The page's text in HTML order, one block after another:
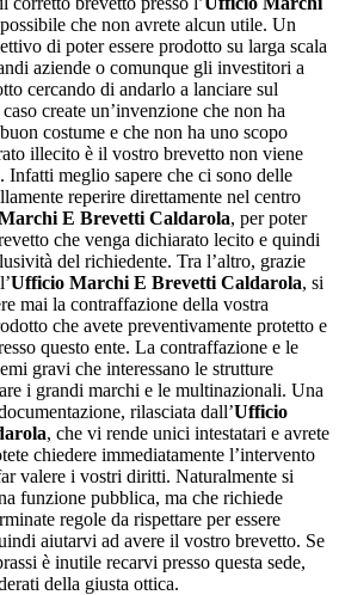
che non avrete alcun utile. Un
di poter essere prodotto su larga scala
aziende o comunque gli investitori a
cercando di andarlo a lanciare sul
create un’invenzione che non ha
costume e che non ha uno scopo
illecito è il vostro brevetto non viene
Infatti meglio sapere che ci sono delle
reperire direttamente nel centro
E Brevetti Caldarola, per poter
che venga dichiarato lecito e quindi
del richiedente. Tra l’altro, grazie
Ufficio Marchi E Brevetti Caldarola, si
mai la contraffazione della vostra
che avete preventivamente protetto e
questo ente. La contraffazione e le
gravi che interessano le strutture
i grandi marchi e le multinazionali. Una
rilasciata dall’Ufficio
, che vi rende unici intestatari e avrete
chiedere immediatamente l’intervento
valere i vostri diritti. Naturalmente si
funzione pubblica, ma che richiede
regole da rispettare per essere
aiutarvi ad avere il vostro brevetto. Se
è inutile recarvi presso questa sede,
della giusta ottica.